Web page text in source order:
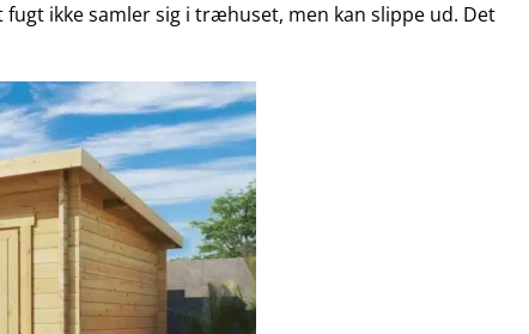
ikke samler sig i træhuset, men kan slippe ud. Det